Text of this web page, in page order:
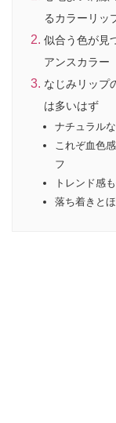
るカラーリッ
似合う色が見
アンスカラー
なじみリップ
は多いはず
ナチュラル
これぞ血色
フ
トレンド感
落ち着きと